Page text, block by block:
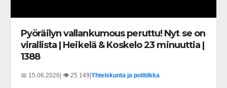
Pyöräilyn vallankumous peruttu! Nyt se on
virallista | Heikelä & Koskelo 23 minuuttia |
1388
📅 15.06.2026 | 👁️ 25 149 Yhteiskunta ja politiikka